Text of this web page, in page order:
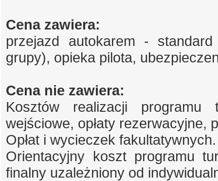
Cena zawiera:
przejazd autokarem -
grupy), opieka pilota,
Cena nie zawiera:
Kosztów realizacji programu
wejściowe, opłaty rezerwacyjne,
Opłat i wycieczek fakultatywnych.
Orientacyjny koszt programu
finalny uzależniony od